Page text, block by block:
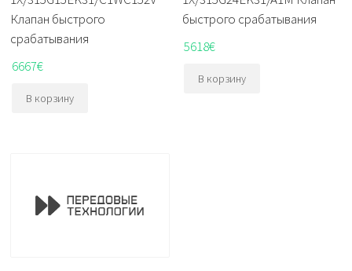
Клапан быстрого
срабатывания
6667€
В корзину
быстрого срабатывания
5618€
В корзину